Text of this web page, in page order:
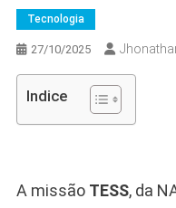
Tecnologia
27/10/2025
Indice
A missão TESS, da